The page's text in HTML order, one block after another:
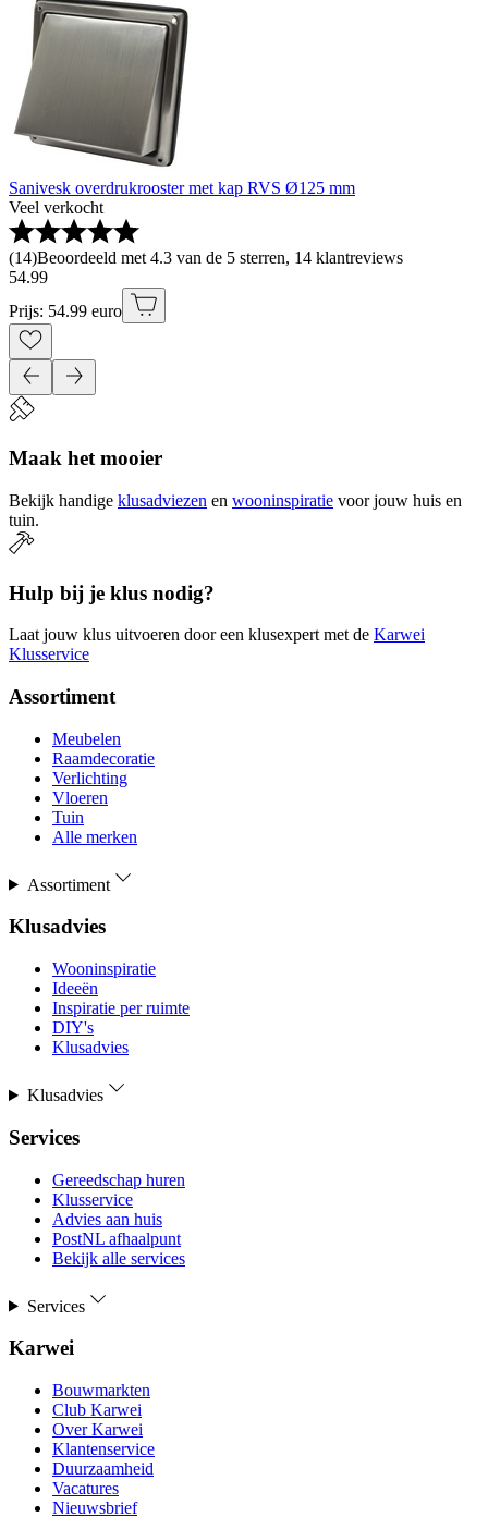
Sanivesk overdrukrooster met kap RVS Ø125 mm
Veel verkocht
(14)Beoordeeld met 4.3 van de 5 sterren, 14 klantreviews
54.99
Prijs: 54.99 euro
Maak het mooier
Bekijk handige klusadviezen en wooninspiratie voor jouw huis en
tuin.
Hulp bij je klus nodig?
Laat jouw klus uitvoeren door een klusexpert met de Karwei
Klusservice
Assortiment
Meubelen
Raamdecoratie
Verlichting
Vloeren
Tuin
Alle merken
Assortiment
Klusadvies
Wooninspiratie
Ideeën
Inspiratie per ruimte
DIY's
Klusadvies
Klusadvies
Services
Gereedschap huren
Klusservice
Advies aan huis
PostNL afhaalpunt
Bekijk alle services
Services
Karwei
Bouwmarkten
Club Karwei
Over Karwei
Klantenservice
Duurzaamheid
Vacatures
Nieuwsbrief